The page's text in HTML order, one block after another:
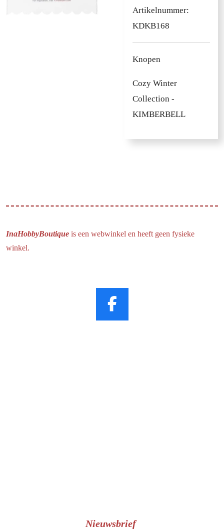
Artikelnummer:
KDKB168
Knopen
Cozy Winter
Collection -
KIMBERBELL
InaHobbyBoutique is een webwinkel en heeft geen fysieke
winkel.
F
Nieuwsbrief